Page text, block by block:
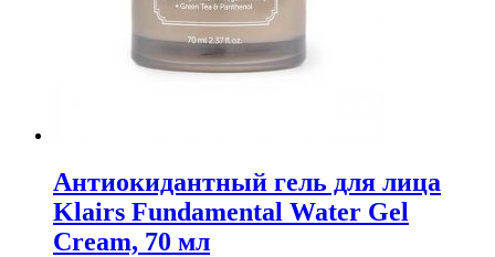
Антиокидантный гель для лица
Klairs Fundamental Water Gel
Cream, 70 мл